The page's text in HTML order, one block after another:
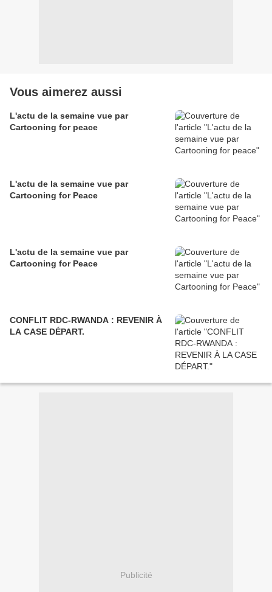
Vous aimerez aussi
L'actu de la semaine vue par
Cartooning for peace
L'actu de la semaine vue par
Cartooning for Peace
L'actu de la semaine vue par
Cartooning for Peace
CONFLIT RDC-RWANDA : REVENIR À
LA CASE DÉPART.
Publicité